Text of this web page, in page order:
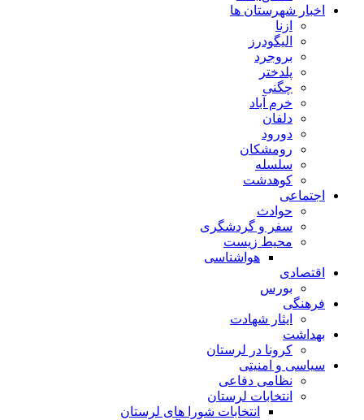
اخبار شهرستان ها
ازنا
الیگودرز
بروجرد
پلدختر
چگنی
خرم آباد
دلفان
دورود
رومشکان
سلسله
کوهدشت
اجتماعی
حوادث
سفر و گردشگری
محیط زیست
هواشناسی
اقتصادی
بورس
فرهنگی
ایثار شهادت
بهداشت
کرونا در لرستان
سیاسی و امنیتی
نظامی دفاعی
انتخابات لرستان
انتخابات شورا های لرستان